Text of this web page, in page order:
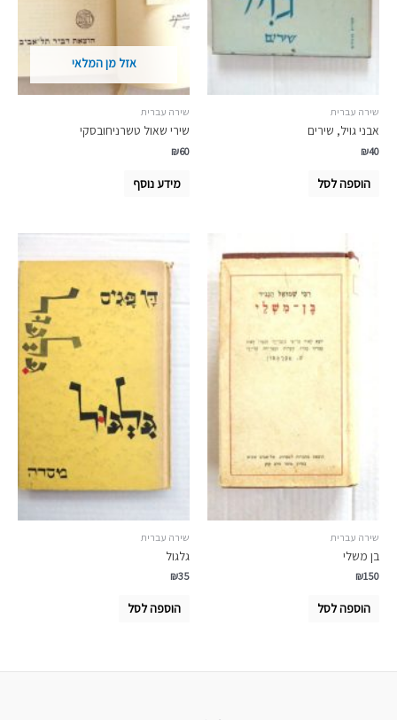
שירה עברית
אבני גויל, שירים
₪40
הוספה לסל
אזל מן המלאי
שירה עברית
שירי שאול טשרניחובסקי
₪60
מידע נוסף
שירה עברית
בן משלי
₪150
הוספה לסל
שירה עברית
גלגול
₪35
הוספה לסל